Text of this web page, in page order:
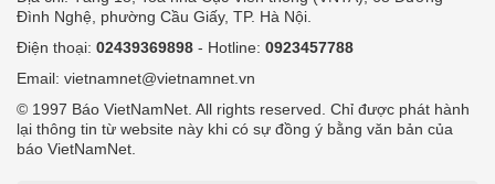
Đình Nghệ, phường Cầu Giấy, TP. Hà Nội.
Điện thoại: 02439369898 - Hotline: 0923457788
Email: vietnamnet@vietnamnet.vn
© 1997 Báo VietNamNet. All rights reserved. Chỉ được phát hành
lại thông tin từ website này khi có sự đồng ý bằng văn bản của
báo VietNamNet.